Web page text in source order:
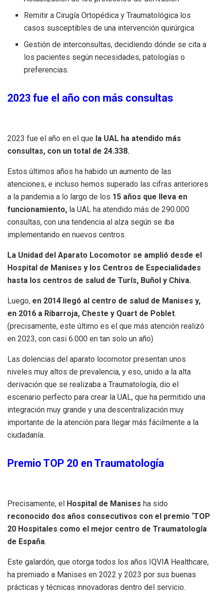
Remitir a Cirugía Ortopédica y Traumatológica los
casos susceptibles de una intervención quirúrgica
Gestión de interconsultas, decidiendo dónde se cita a
los pacientes según necesidades, patologías o
preferencias.
2023 fue el año con más consultas
2023 fue el año en el que la UAL ha atendido más
consultas, con un total de 24.338.
Estos últimos años ha habido un aumento de las
atenciones, e incluso hemos superado las cifras anteriores
a la pandemia a lo largo de los 15 años que lleva en
funcionamiento, la UAL ha atendido más de 290.000
consultas, con una tendencia al alza según se iba
implementando en nuevos centros.
La Unidad del Aparato Locomotor se amplió desde el
Hospital de Manises y los Centros de Especialidades
hasta los centros de salud de Turís, Buñol y Chiva.
Luego, en 2014 llegó al centro de salud de Manises y,
en 2016 a Ribarroja, Cheste y Quart de Poblet.
(precisamente, este último es el que más atención realizó
en 2023, con casi 6.000 en tan solo un año)
Las dolencias del aparato locomotor presentan unos
niveles muy altos de prevalencia, y eso, unido a la alta
derivación que se realizaba a Traumatología, dio el
escenario perfecto para crear la UAL, que ha permitido una
integración muy grande y una descentralización muy
importante de la atención para llegar más fácilmente a la
ciudadanía.
Premio TOP 20 en Traumatología
Precisamente, el Hospital de Manises ha sido
reconocido dos años consecutivos con el premio ‘TOP
20 Hospitales como el mejor centro de Traumatología
de España.
Este galardón, que otorga todos los años IQVIA Healthcare,
ha premiado a Manises en 2022 y 2023 por sus buenas
prácticas y técnicas innovadoras dentro del servicio.